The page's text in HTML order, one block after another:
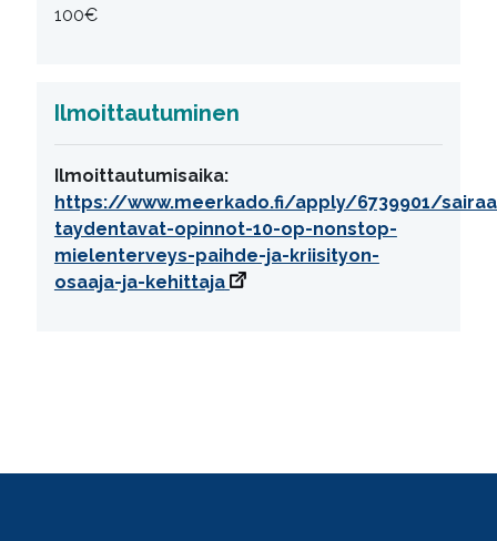
100€
Ilmoittautuminen
Ilmoittautumisaika:
https://www.meerkado.fi/apply/6739901/
taydentavat-opinnot-10-op-nonstop-
mielenterveys-paihde-ja-kriisityon-
osaaja-ja-kehittaja